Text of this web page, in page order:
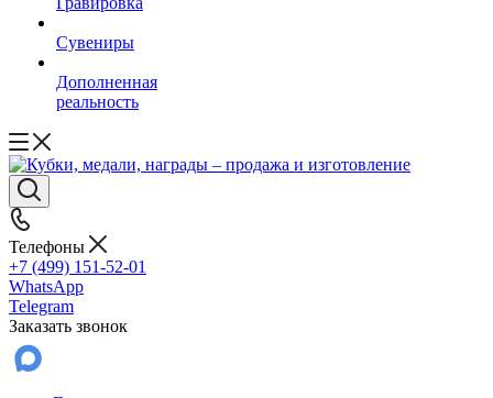
Сувениры
Дополненная
реальность
Телефоны
+7 (499) 151-52-01
WhatsApp
Telegram
Заказать звонок